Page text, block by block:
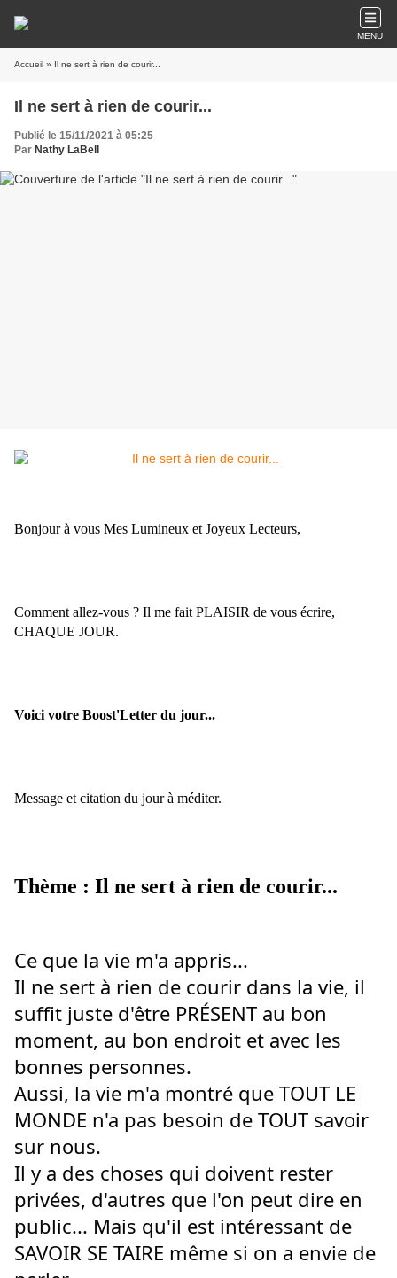
MENU
Accueil » Il ne sert à rien de courir...
Il ne sert à rien de courir...
Publié le 15/11/2021 à 05:25
Par Nathy LaBell
Bonjour à vous Mes Lumineux et Joyeux Lecteurs,
Comment allez-vous ? Il me fait PLAISIR de vous écrire,
CHAQUE JOUR.
Voici votre Boost'Letter du jour...
Message et citation du jour à méditer.
Thème : Il ne sert à rien de courir...
Ce que la vie m'a appris...
Il ne sert à rien de courir dans la vie, il
suffit juste d'être PRÉSENT au bon
moment, au bon endroit et avec les
bonnes personnes.
Aussi, la vie m'a montré que TOUT LE
MONDE n'a pas besoin de TOUT savoir
sur nous.
Il y a des choses qui doivent rester
privées, d'autres que l'on peut dire en
public... Mais qu'il est intéressant de
SAVOIR SE TAIRE même si on a envie de